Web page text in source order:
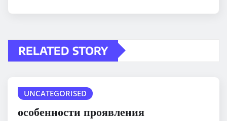
RELATED STORY
UNCATEGORISED
особенности проявления